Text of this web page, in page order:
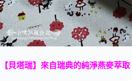
【貝塔瑞】來自瑞典的純淨燕麥萃取